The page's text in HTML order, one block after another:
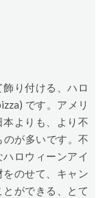
です。アメリ
よりも、より不
のが多いです。不
ロウィーンアイ
のせて、キャン
ができる、とて